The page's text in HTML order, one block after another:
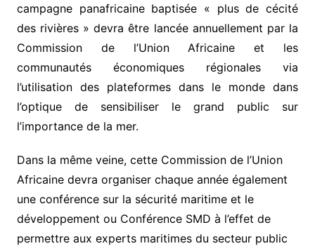
campagne panafricaine baptisée « plus de cécité
des rivières » devra être lancée annuellement par la
Commission de l’Union Africaine et les
communautés économiques régionales via
l’utilisation des plateformes dans le monde dans
l’optique de sensibiliser le grand public sur
l’importance de la mer.
Dans la même veine, cette Commission de l’Union
Africaine devra organiser chaque année également
une conférence sur la sécurité maritime et le
développement ou Conférence SMD à l’effet de
permettre aux experts maritimes du secteur public